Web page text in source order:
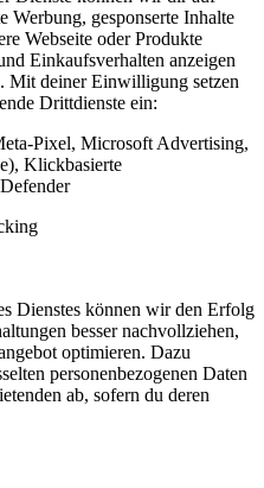
Werbung, gesponserte Inhalte
Webseite oder Produkte
Einkaufsverhalten anzeigen
Mit deiner Einwilligung setzen
Drittdienste ein:
Pixel, Microsoft Advertising,
Klickbasierte
Dienstes können wir den Erfolg
besser nachvollziehen,
optimieren. Dazu
personenbezogenen Daten
ab, sofern du deren